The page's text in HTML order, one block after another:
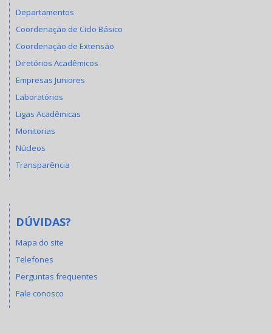
Departamentos
Coordenação de Ciclo Básico
Coordenação de Extensão
Diretórios Acadêmicos
Empresas Juniores
Laboratórios
Ligas Acadêmicas
Monitorias
Núcleos
Transparência
DÚVIDAS?
Mapa do site
Telefones
Perguntas frequentes
Fale conosco